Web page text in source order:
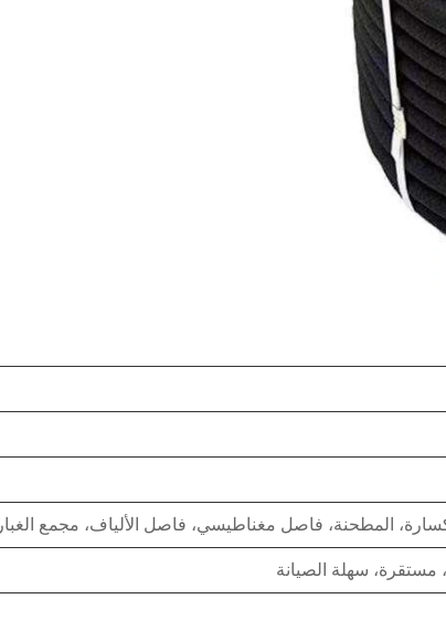
المطحنة، فاصل مغناطيسي، فاصل الألياف، مجمع الغبار
مستقرة، سهلة الصيانة